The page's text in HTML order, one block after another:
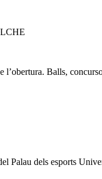
l’obertura. Balls,
Palau dels esports